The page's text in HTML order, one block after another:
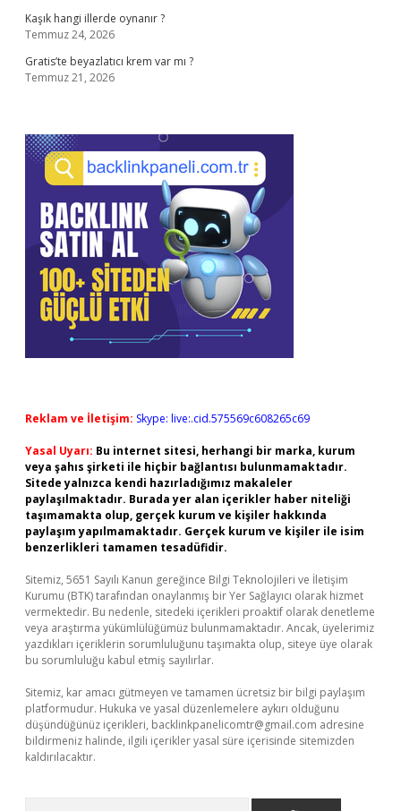
Kaşık hangi illerde oynanır ?
Temmuz 24, 2026
Gratis’te beyazlatıcı krem var mı ?
Temmuz 21, 2026
Reklam ve İletişim: Skype: live:.cid.575569c608265c69
Yasal Uyarı: Bu internet sitesi, herhangi bir marka, kurum
veya şahıs şirketi ile hiçbir bağlantısı bulunmamaktadır.
Sitede yalnızca kendi hazırladığımız makaleler
paylaşılmaktadır. Burada yer alan içerikler haber niteliği
taşımamakta olup, gerçek kurum ve kişiler hakkında
paylaşım yapılmamaktadır. Gerçek kurum ve kişiler ile isim
benzerlikleri tamamen tesadüfidir.
Sitemiz, 5651 Sayılı Kanun gereğince Bilgi Teknolojileri ve İletişim
Kurumu (BTK) tarafından onaylanmış bir Yer Sağlayıcı olarak hizmet
vermektedir. Bu nedenle, sitedeki içerikleri proaktif olarak denetleme
veya araştırma yükümlülüğümüz bulunmamaktadır. Ancak, üyelerimiz
yazdıkları içeriklerin sorumluluğunu taşımakta olup, siteye üye olarak
bu sorumluluğu kabul etmiş sayılırlar.
Sitemiz, kar amacı gütmeyen ve tamamen ücretsiz bir bilgi paylaşım
platformudur. Hukuka ve yasal düzenlemelere aykırı olduğunu
düşündüğünüz içerikleri, backlinkpanelicomtr@gmail.com adresine
bildirmeniz halinde, ilgili içerikler yasal süre içerisinde sitemizden
kaldırılacaktır.